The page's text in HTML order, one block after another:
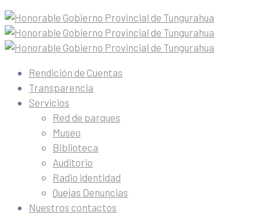
Rendición de Cuentas
Transparencia
Servicios
Red de parques
Museo
Biblioteca
Auditorio
Radio identidad
Quejas Denuncias
Nuestros contactos